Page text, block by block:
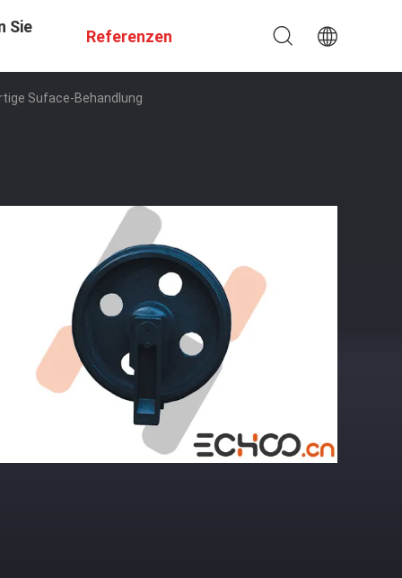
Sie
Referenzen
Suface-Behandlung